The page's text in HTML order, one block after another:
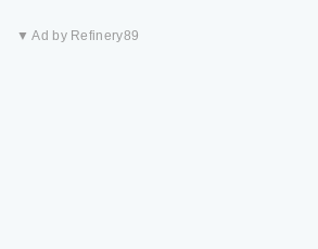
▼ Ad by Refinery89